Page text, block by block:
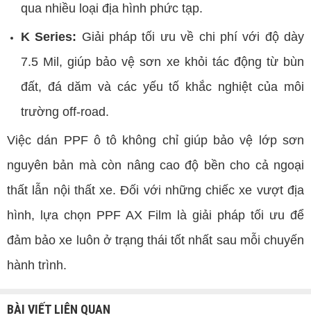
qua nhiều loại địa hình phức tạp.
K Series: Giải pháp tối ưu về chi phí với độ dày
7.5 Mil, giúp bảo vệ sơn xe khỏi tác động từ bùn
đất, đá dăm và các yếu tố khắc nghiệt của môi
trường off-road.
Việc dán PPF ô tô không chỉ giúp bảo vệ lớp sơn
nguyên bản mà còn nâng cao độ bền cho cả ngoại
thất lẫn nội thất xe. Đối với những chiếc xe vượt địa
hình, lựa chọn PPF AX Film là giải pháp tối ưu để
đảm bảo xe luôn ở trạng thái tốt nhất sau mỗi chuyến
hành trình.
BÀI VIẾT LIÊN QUAN